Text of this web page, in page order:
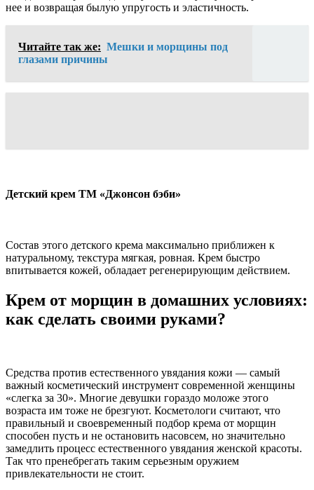
нее и возвращая былую упругость и эластичность.
Читайте так же: Мешки и морщины под
глазами причины
Детский крем ТМ «Джонсон бэби»
Состав этого детского крема максимально приближен к
натуральному, текстура мягкая, ровная. Крем быстро
впитывается кожей, обладает регенерирующим действием.
Крем от морщин в домашних условиях:
как сделать своими руками?
Средства против естественного увядания кожи — самый
важный косметический инструмент современной женщины
«слегка за 30». Многие девушки гораздо моложе этого
возраста им тоже не брезгуют. Косметологи считают, что
правильный и своевременный подбор крема от морщин
способен пусть и не остановить насовсем, но значительно
замедлить процесс естественного увядания женской красоты.
Так что пренебрегать таким серьезным оружием
привлекательности не стоит.